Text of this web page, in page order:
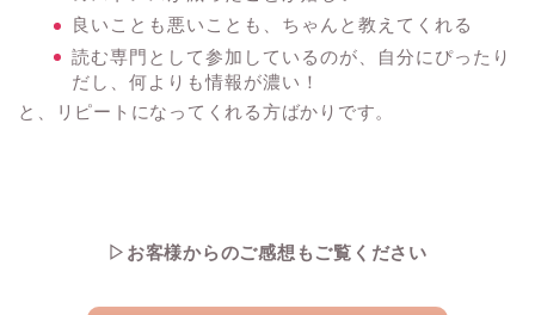
良いことも悪いことも、ちゃんと教えてくれる
読む専門として参加しているのが、自分にぴったり
だし、何よりも情報が濃い！
と、リピートになってくれる方ばかりです。
▷お客様からのご感想もご覧ください